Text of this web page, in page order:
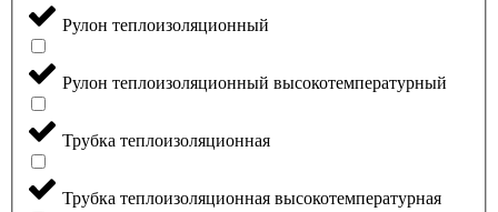
Рулон теплоизоляционный
Рулон теплоизоляционный высокотемпературный
Трубка теплоизоляционная
Трубка теплоизоляционная высокотемпературная